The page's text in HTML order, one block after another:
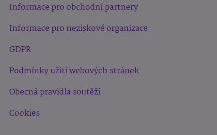
Informace pro obchodní partnery
Informace pro neziskové organizace
GDPR
Podmínky užití webových stránek
Obecná pravidla soutěží
Cookies